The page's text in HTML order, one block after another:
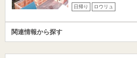
日帰り ロウリュ
関連情報から探す